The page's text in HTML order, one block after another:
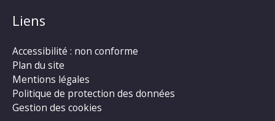
Liens
Accessibilité : non conforme
Plan du site
Mentions légales
Politique de protection des données
Gestion des cookies